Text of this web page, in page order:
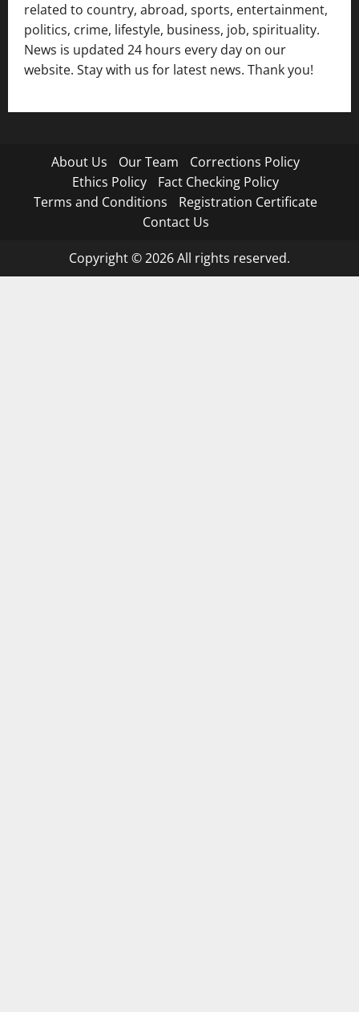
related to country, abroad, sports, entertainment,
politics, crime, lifestyle, business, job, spirituality.
News is updated 24 hours every day on our
website. Stay with us for latest news. Thank you!
About Us Our Team
Corrections Policy
Ethics Policy
Fact Checking Policy
Terms and Conditions
Registration Certificate
Contact Us
Copyright © 2026 All rights reserved.